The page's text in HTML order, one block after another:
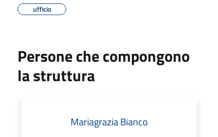
ufficio
Persone che compongono
la struttura
Mariagrazia Bianco